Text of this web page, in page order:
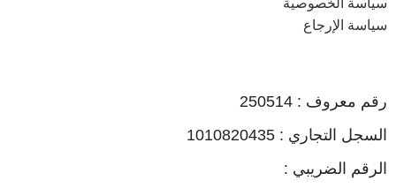
سياسة الإرجاع
رقم معروف : 250514
السجل التجاري : 1010820435
الرقم الضريبي :